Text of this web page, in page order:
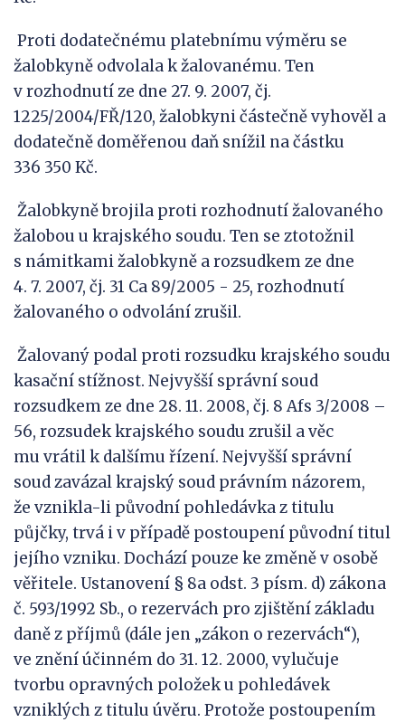
Proti dodatečnému platebnímu výměru se
žalobkyně odvolala k žalovanému. Ten
v rozhodnutí ze dne 27. 9. 2007, čj.
1225/2004/FŘ/120, žalobkyni částečně vyhověl a
dodatečně doměřenou daň snížil na částku
336 350 Kč.
Žalobkyně brojila proti rozhodnutí žalovaného
žalobou u krajského soudu. Ten se ztotožnil
s námitkami žalobkyně a rozsudkem ze dne
4. 7. 2007, čj. 31 Ca 89/2005 - 25, rozhodnutí
žalovaného o odvolání zrušil.
Žalovaný podal proti rozsudku krajského soudu
kasační stížnost. Nejvyšší správní soud
rozsudkem ze dne 28. 11. 2008, čj. 8 Afs 3/2008 –
56, rozsudek krajského soudu zrušil a věc
mu vrátil k dalšímu řízení. Nejvyšší správní
soud zavázal krajský soud právním názorem,
že vznikla-li původní pohledávka z titulu
půjčky, trvá i v případě postoupení původní titul
jejího vzniku. Dochází pouze ke změně v osobě
věřitele. Ustanovení § 8a odst. 3 písm. d) zákona
č. 593/1992 Sb., o rezervách pro zjištění základu
daně z příjmů (dále jen „zákon o rezervách“),
ve znění účinném do 31. 12. 2000, vylučuje
tvorbu opravných položek u pohledávek
vzniklých z titulu úvěru. Protože postoupením